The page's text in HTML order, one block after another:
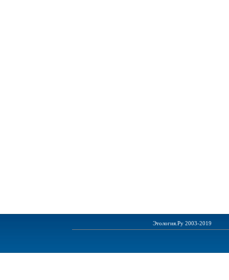
Этология.Ру 2003-2019